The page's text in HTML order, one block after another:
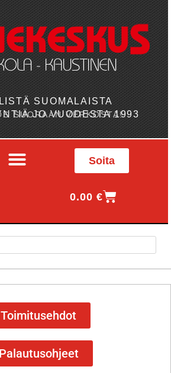
SUOMALAISTA
JO VUODESTA 1993
SUORAAN VERKOSTA!
Soita
0.00€
Toimitusehdot
Palautusohjeet